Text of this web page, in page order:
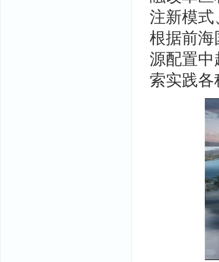
注新模式
根据前海
源配置中
索实践